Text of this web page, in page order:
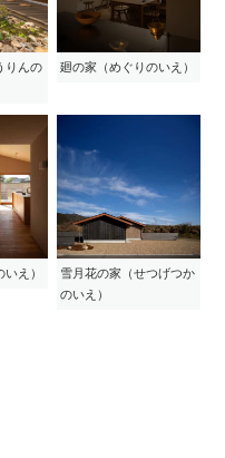
りんの
廻の家（めぐりのいえ）
え）
雪月花の家（せつげつか
のいえ）